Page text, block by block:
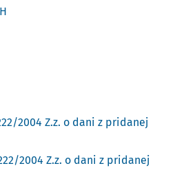
2004 Z.z. o dani z pridanej
2004 Z.z. o dani z pridanej